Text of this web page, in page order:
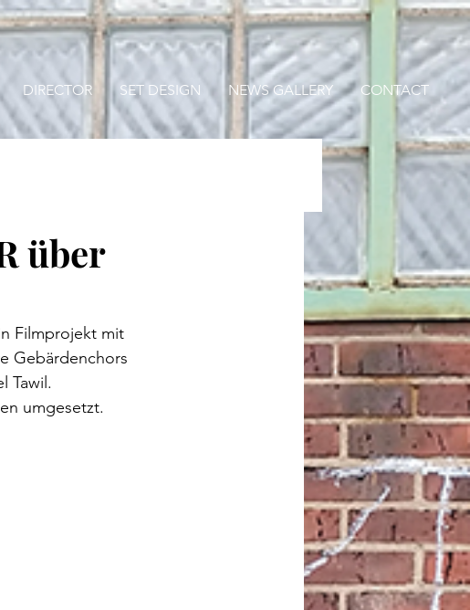
DIRECTOR SET DESIGN NEWS GALLERY CONTACT
über
Filmprojekt mit
Gebärdenchors
Tawil.
umgesetzt.